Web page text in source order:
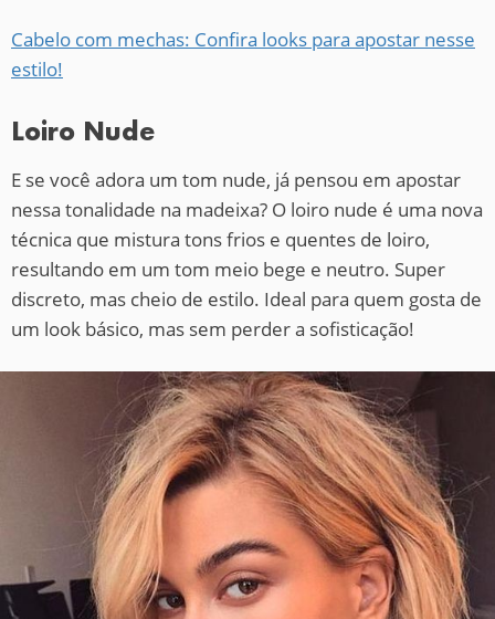
Cabelo com mechas: Confira looks para apostar nesse
estilo!
Loiro Nude
E se você adora um tom nude, já pensou em apostar
nessa tonalidade na madeixa? O loiro nude é uma nova
técnica que mistura tons frios e quentes de loiro,
resultando em um tom meio bege e neutro. Super
discreto, mas cheio de estilo. Ideal para quem gosta de
um look básico, mas sem perder a sofisticação!